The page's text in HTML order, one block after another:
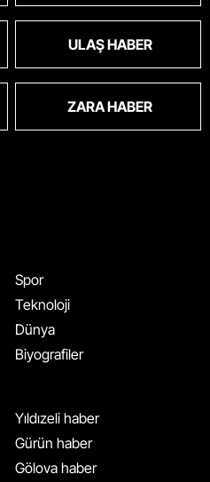
ULAŞ HABER
ZARA HABER
Spor
Teknoloji
Dünya
Biyografiler
Yıldızeli haber
Gürün haber
Gölova haber